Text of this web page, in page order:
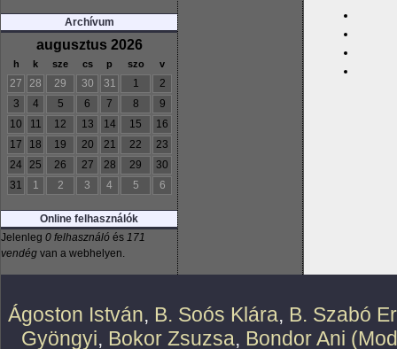
Archívum
augusztus 2026
h k sze cs p szo v
27 28 29 30 31 1
2
3
4 5 6 7 8
9
10
11 12 13 14 15
16
17
18 19 20 21 22
23
24
25 26 27 28 29
30
31
1 2 3 4 5 6
Online felhasználók
Jelenleg 0 felhasználó és 171
vendég van a webhelyen.
Ágoston István, B. Soós Klára, B. Szabó
Gyöngyi, Bokor Zsuzsa, Bondor Ani